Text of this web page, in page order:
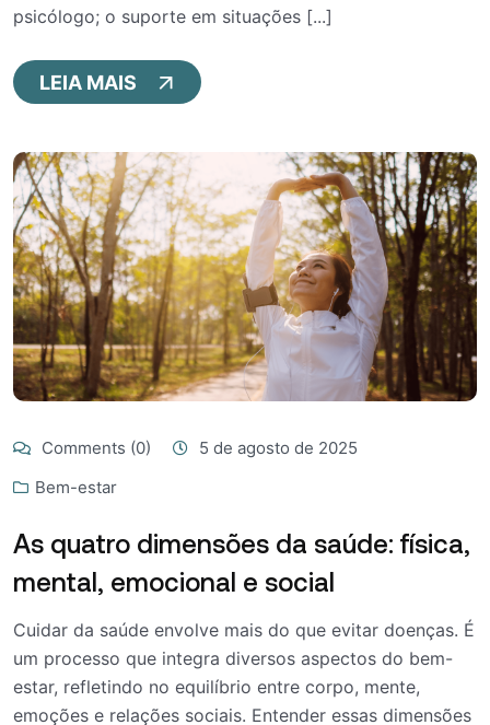
psicólogo; o suporte em situações [...]
LEIA MAIS
Comments (0)
5 de agosto de 2025
Bem-estar
As quatro dimensões da saúde: física,
mental, emocional e social
Cuidar da saúde envolve mais do que evitar doenças. É
um processo que integra diversos aspectos do bem-
estar, refletindo no equilíbrio entre corpo, mente,
emoções e relações sociais. Entender essas dimensões